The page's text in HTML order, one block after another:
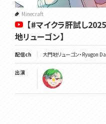
Minecraft
【#マイクラ肝試し
地リューゴン】
配信ch 大門地リューゴン・Ryugon
出演